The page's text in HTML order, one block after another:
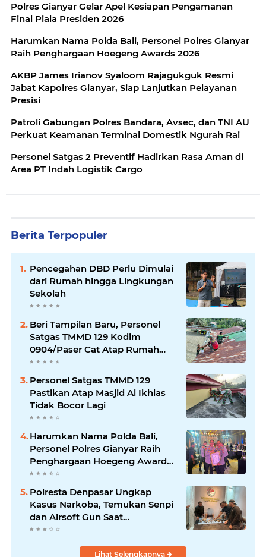
Polres Gianyar Gelar Apel Kesiapan Pengamanan
Final Piala Presiden 2026
Harumkan Nama Polda Bali, Personel Polres Gianyar
Raih Penghargaan Hoegeng Awards 2026
AKBP James Irianov Syaloom Rajagukguk Resmi
Jabat Kapolres Gianyar, Siap Lanjutkan Pelayanan
Presisi
Patroli Gabungan Polres Bandara, Avsec, dan TNI AU
Perkuat Keamanan Terminal Domestik Ngurah Rai
Personel Satgas 2 Preventif Hadirkan Rasa Aman di
Area PT Indah Logistik Cargo
Berita Terpopuler
Pencegahan DBD Perlu Dimulai
dari Rumah hingga Lingkungan
Sekolah
Beri Tampilan Baru, Personel
Satgas TMMD 129 Kodim
0904/Paser Cat Atap Rumah
Marbot
Personel Satgas TMMD 129
Pastikan Atap Masjid Al Ikhlas
Tidak Bocor Lagi
Harumkan Nama Polda Bali,
Personel Polres Gianyar Raih
Penghargaan Hoegeng Awards
2026
Polresta Denpasar Ungkap
Kasus Narkoba, Temukan Senpi
dan Airsoft Gun Saat
Pengerebekan
Lihat Selengkapnya